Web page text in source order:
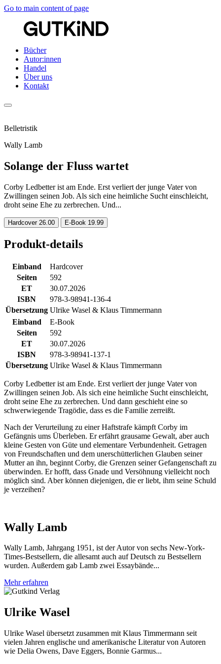
Go to main content of page
Bücher
Autor:innen
Handel
Über uns
Kontakt
Belletristik
Wally Lamb
Solange der Fluss wartet
Corby Ledbetter ist am Ende. Erst verliert der junge Vater von
Zwillingen seinen Job. Als sich eine heimliche Sucht einschleicht,
droht seine Ehe zu zerbrechen. Und...
Hardcover 26.00 E-Book 19.99
Produkt-details
Einband
Hardcover
Seiten
592
ET
30.07.2026
ISBN
978-3-98941-136-4
Übersetzung Ulrike Wasel & Klaus Timmermann
Einband
E-Book
Seiten
592
ET
30.07.2026
ISBN
978-3-98941-137-1
Übersetzung Ulrike Wasel & Klaus Timmermann
Corby Ledbetter ist am Ende. Erst verliert der junge Vater von
Zwillingen seinen Job. Als sich eine heimliche Sucht einschleicht,
droht seine Ehe zu zerbrechen. Und dann geschieht eine so
schwerwiegende Tragödie, dass es die Familie zerreißt.
Nach der Verurteilung zu einer Haftstrafe kämpft Corby im
Gefängnis ums Überleben. Er erfährt grausame Gewalt, aber auch
kleine Gesten von Güte und elementare Verbundenheit. Getragen
von Freundschaften und dem unerschütterlichen Glauben seiner
Mutter an ihn, beginnt Corby, die Grenzen seiner Gefangenschaft zu
überwinden. Er hofft, dass Gnade und Versöhnung vielleicht noch
möglich sind. Aber können diejenigen, die er liebt, ihm seine Schuld
je verzeihen?
Wally Lamb
Wally Lamb, Jahrgang 1951, ist der Autor von sechs New-York-
Times-Bestsellern, die allesamt auch auf Deutsch zu Bestsellern
wurden. Außerdem gab Lamb zwei Essaybände...
Mehr erfahren
Ulrike Wasel
Ulrike Wasel übersetzt zusammen mit Klaus Timmermann seit
vielen Jahren englische und amerikanische Literatur von Autoren
wie Delia Owens, Dave Eggers, Bonnie Garmus...